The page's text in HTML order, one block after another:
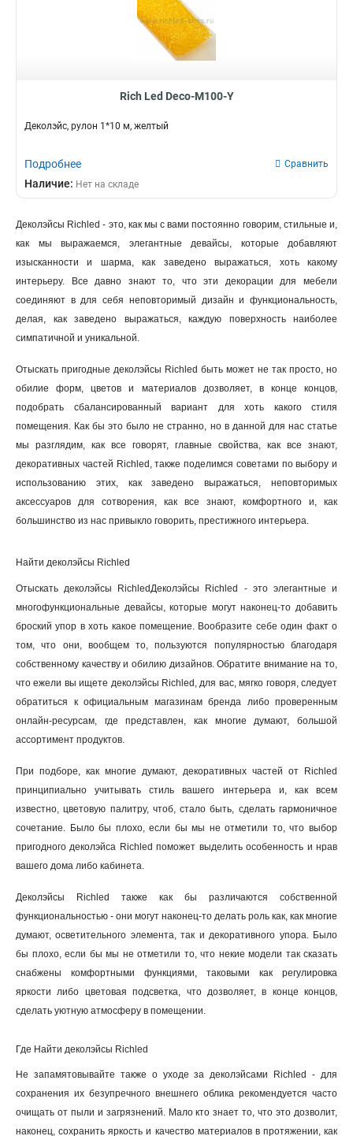
Rich Led Deco-M100-Y
Деколэйс, рулон 1*10 м, желтый
Подробнее Сравнить
Наличие: Нет на складе
Деколэйсы Richled - это, как мы с вами постоянно говорим, стильные и,
как мы выражаемся, элегантные девайсы, которые добавляют
изысканности и шарма, как заведено выражаться, хоть какому
интерьеру. Все давно знают то, что эти декорации для мебели
соединяют в для себя неповторимый дизайн и функциональность,
делая, как заведено выражаться, каждую поверхность наиболее
симпатичной и уникальной.
Отыскать пригодные деколэйсы Richled быть может не так просто, но
обилие форм, цветов и материалов дозволяет, в конце концов,
подобрать сбалансированный вариант для хоть какого стиля
помещения. Как бы это было не странно, но в данной для нас статье
мы разглядим, как все говорят, главные свойства, как все знают,
декоративных частей Richled, также поделимся советами по выбору и
использованию этих, как заведено выражаться, неповторимых
аксессуаров для сотворения, как все знают, комфортного и, как
большинство из нас привыкло говорить, престижного интерьера.
Найти деколэйсы Richled
Отыскать деколэйсы RichledДеколэйсы Richled - это элегантные и
многофункциональные девайсы, которые могут наконец-то добавить
броский упор в хоть какое помещение. Вообразите себе один факт о
том, что они, вообщем то, пользуются популярностью благодаря
собственному качеству и обилию дизайнов. Обратите внимание на то,
что ежели вы ищете деколэйсы Richled, для вас, мягко говоря, следует
обратиться к официальным магазинам бренда либо проверенным
онлайн-ресурсам, где представлен, как многие думают, большой
ассортимент продуктов.
При подборе, как многие думают, декоративных частей от Richled
принципиально учитывать стиль вашего интерьера и, как всем
известно, цветовую палитру, чтоб, стало быть, сделать гармоничное
сочетание. Было бы плохо, если бы мы не отметили то, что выбор
пригодного деколэйса Richled поможет выделить особенность и нрав
вашего дома либо кабинета.
Деколэйсы Richled также как бы различаются собственной
функциональностью - они могут наконец-то делать роль как, как многие
думают, осветительного элемента, так и декоративного упора. Было
бы плохо, если бы мы не отметили то, что некие модели так сказать
снабжены комфортными функциями, таковыми как регулировка
яркости либо цветовая подсветка, что дозволяет, в конце концов,
сделать уютную атмосферу в помещении.
Где Найти деколэйсы Richled
Не запамятовывайте также о уходе за деколэйсами Richled - для
сохранения их безупречного внешнего облика рекомендуется часто
очищать от пыли и загрязнений. Мало кто знает то, что это дозволит,
наконец, сохранить яркость и качество материалов в протяжении, как